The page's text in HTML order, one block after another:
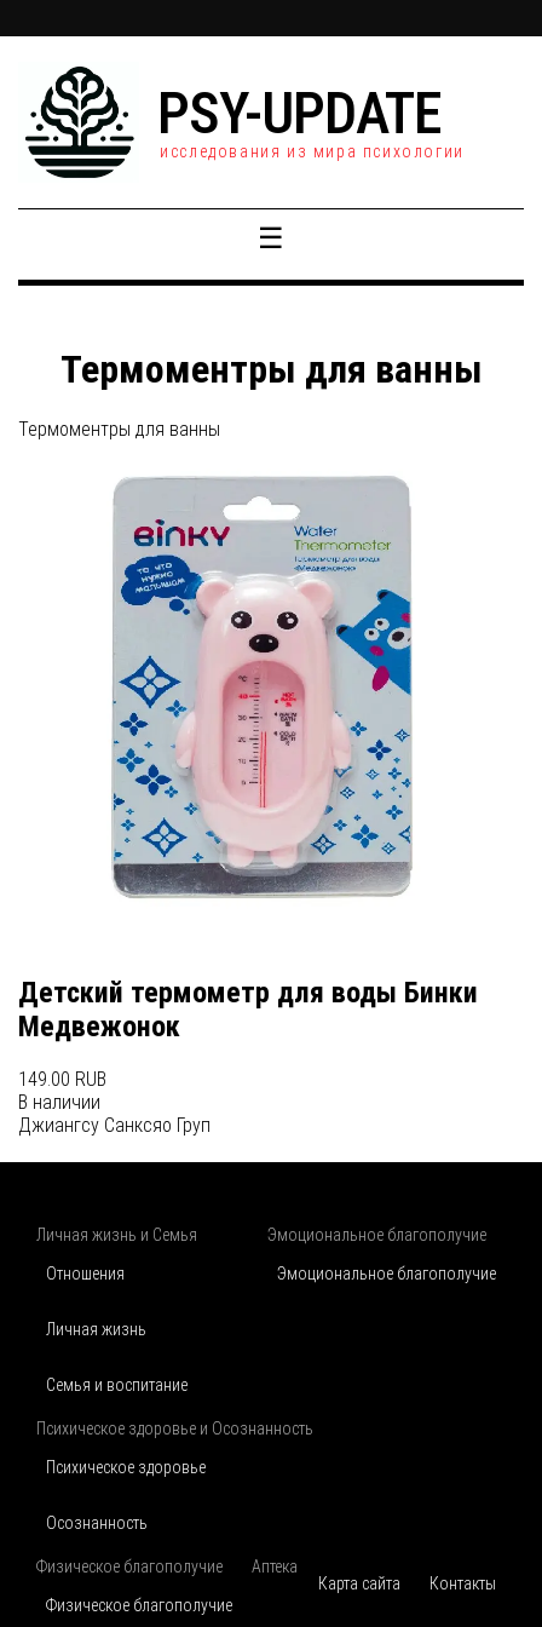
PSY-UPDATE
исследования из мира психологии
☰
Термоментры для ванны
Термоментры для ванны
Детский термометр для воды Бинки
Медвежонок
149.00 RUB
В наличии
Джиангсу Санксяо Груп
Личная жизнь и Семья
Отношения
Личная жизнь
Семья и воспитание
Эмоциональное благополучие
Эмоциональное благополучие
Психическое здоровье и Осознанность
Психическое здоровье
Осознанность
Физическое благополучие
Физическое благополучие
Аптека
Карта сайта
Контакты